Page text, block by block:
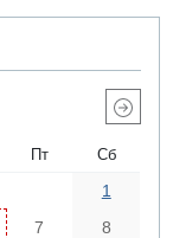
Пт Сб
1
7
8